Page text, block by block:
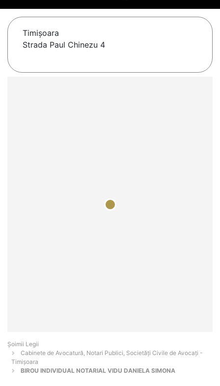
Timişoara
Strada Paul Chinezu 4
Șoimii Legii
Cabinete de Avocatură, Notari Publici, Societăți Civile de Avocați -
Timişoara
BIROU INDIVIDUAL NOTARIAL VIDU DANIELA SIMONA